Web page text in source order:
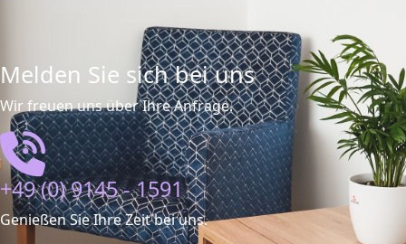
Melden Sie sich bei uns
Wir freuen uns über Ihre Anfrage.
+49 (0) 9145 - 1591
Genießen Sie Ihre Zeit bei uns.